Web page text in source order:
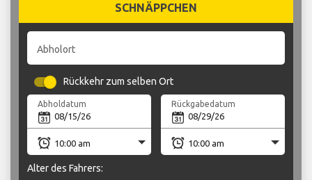
SCHNÄPPCHEN
Abholort
Rückkehr zum selben Ort
Abholdatum Rückgabedatum
Alter des Fahrers: